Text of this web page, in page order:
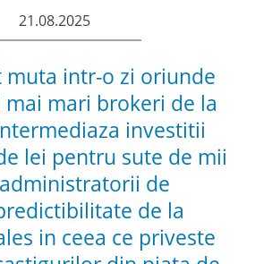
21.08.2025
muta intr-o zi oriunde
mai mari brokeri de la
investitii
lei pentru sute de mii
de
de la
in ceea ce priveste